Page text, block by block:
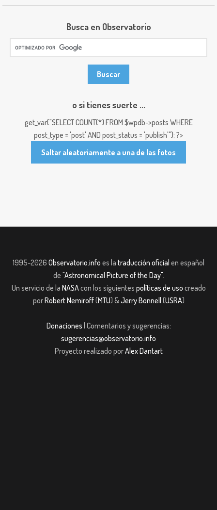
Busca en Observatorio
o si tienes suerte ...
get_var("SELECT COUNT(*) FROM $wpdb->posts WHERE
post_type = 'post' AND post_status = 'publish'"); ?>
Saltar aleatoriamente a una de las fotos
1995-2026 Observatorio.info es la traducción oficial en español
de "Astronomical Picture of the Day".
Un servicio de la NASAcon los siguientes políticas de uso creado
porRobert Nemiroff(MTU) &Jerry Bonnell (USRA)
Donaciones | Comentarios y sugerencias:
sugerencias@observatorio.info
Proyecto realizado porAlex Dantart